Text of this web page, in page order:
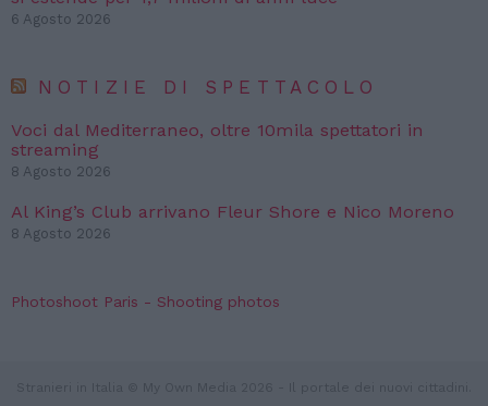
6 Agosto 2026
NOTIZIE DI SPETTACOLO
Voci dal Mediterraneo, oltre 10mila spettatori in
streaming
8 Agosto 2026
Al King’s Club arrivano Fleur Shore e Nico Moreno
8 Agosto 2026
Photoshoot Paris - Shooting photos